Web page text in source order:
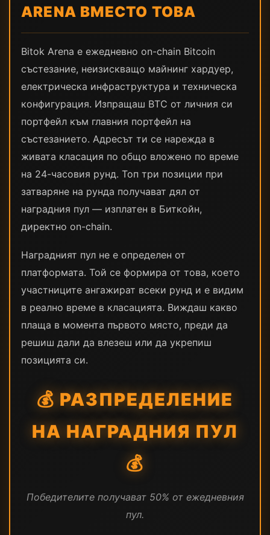
ARENA ВМЕСТО ТОВА
Bitok Arena е ежедневно on-chain Bitcoin
състезание, неизискващо майнинг хардуер,
електрическа инфраструктура и техническа
конфигурация. Изпращаш BTC от личния си
портфейл към главния портфейл на
състезанието. Адресът ти се нарежда в
живата класация по общо вложено по време
на 24-часовия рунд. Топ три позиции при
затваряне на рунда получават дял от
наградния пул — изплатен в Биткойн,
директно on-chain.
Наградният пул не е определен от
платформата. Той се формира от това, което
участниците ангажират всеки рунд и е видим
в реално време в класацията. Виждаш какво
плаща в момента първото място, преди да
решиш дали да влезеш или да укрепиш
позицията си.
💰 РАЗПРЕДЕЛЕНИЕ
НА НАГРАДНИЯ ПУЛ
💰
Победителите получават 50% от ежедневния
пул.